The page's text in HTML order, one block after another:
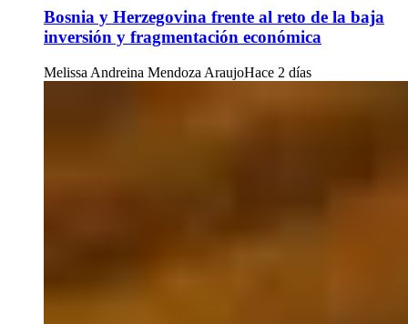
Bosnia y Herzegovina frente al reto de la baja
inversión y fragmentación económica
Melissa Andreina Mendoza AraujoHace 2 días